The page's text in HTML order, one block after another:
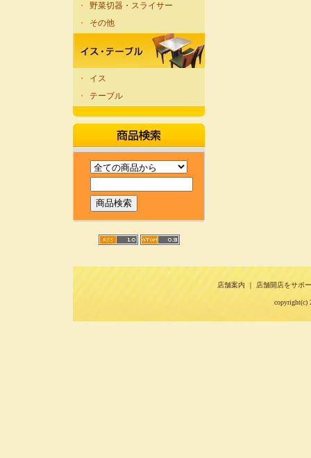
・
野菜切器・スライサー
・
その他
・
イス
・
テーブル
店舗案内 ｜ 店舗開店をサポ
copyright(c)